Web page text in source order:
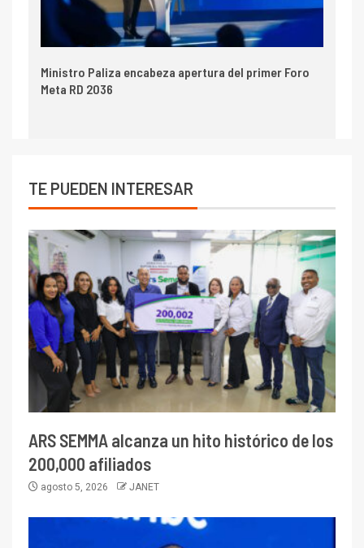
Ministro Paliza encabeza apertura del primer Foro
Meta RD 2036
TE PUEDEN INTERESAR
ARS SEMMA alcanza un hito histórico de los
200,000 afiliados
agosto 5, 2026 JANET